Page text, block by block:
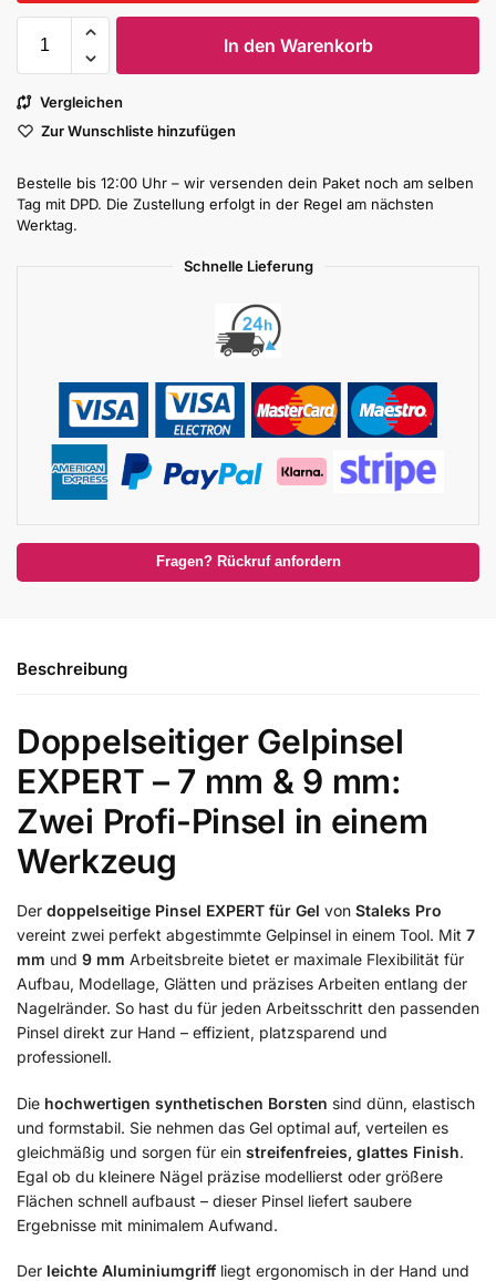
In den Warenkorb
Vergleichen
Zur Wunschliste hinzufügen
Bestelle bis 12:00 Uhr – wir versenden dein Paket noch am selben
Tag mit DPD. Die Zustellung erfolgt in der Regel am nächsten
Werktag.
Schnelle Lieferung
Fragen? Rückruf anfordern
Beschreibung
Doppelseitiger Gelpinsel
EXPERT – 7 mm & 9 mm:
Zwei Profi-Pinsel in einem
Werkzeug
Der doppelseitige Pinsel EXPERT für Gel von Staleks Pro
vereint zwei perfekt abgestimmte Gelpinsel in einem Tool. Mit 7
mm und 9 mm Arbeitsbreite bietet er maximale Flexibilität für
Aufbau, Modellage, Glätten und präzises Arbeiten entlang der
Nagelränder. So hast du für jeden Arbeitsschritt den passenden
Pinsel direkt zur Hand – effizient, platzsparend und
professionell.
Die hochwertigen synthetischen Borsten sind dünn, elastisch
und formstabil. Sie nehmen das Gel optimal auf, verteilen es
gleichmäßig und sorgen für ein streifenfreies, glattes Finish.
Egal ob du kleinere Nägel präzise modellierst oder größere
Flächen schnell aufbaust – dieser Pinsel liefert saubere
Ergebnisse mit minimalem Aufwand.
Der leichte Aluminiumgriffliegt ergonomisch in der Hand und